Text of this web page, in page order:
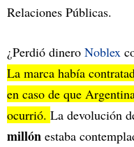
Relaciones Públicas.
¿Perdió dinero Noblex
La marca había
en caso de que
ocurrió. La devolución
millón estaba